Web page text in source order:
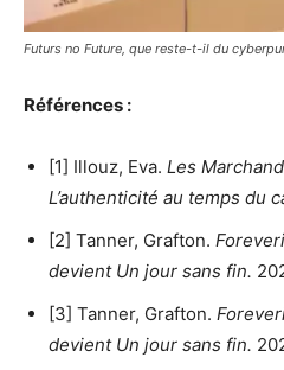
Futurs no Future, que reste-t-il du
Références :
[1] Illouz, Eva. Les
L’authenticité au temps du
[2] Tanner, Grafton.
devient Un jour sans fin.
[3] Tanner, Grafton.
devient Un jour sans fin.